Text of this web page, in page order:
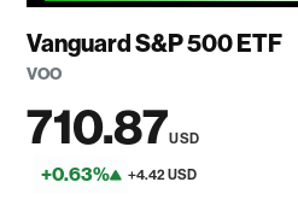
Vanguard S&P 500 ETF
VOO
710.87USD
+0.63% +4.42 USD